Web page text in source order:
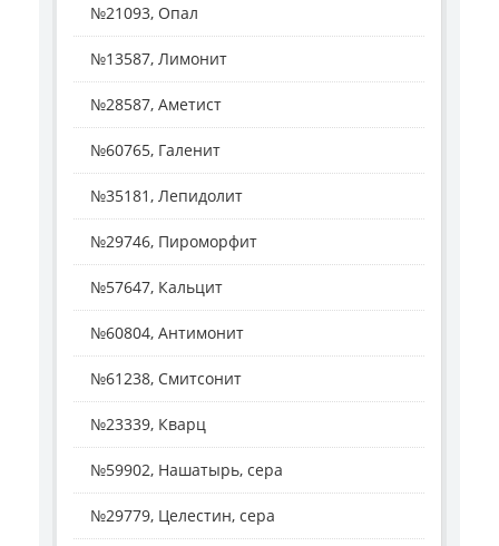
№21093, Опал
№13587, Лимонит
№28587, Аметист
№60765, Галенит
№35181, Лепидолит
№29746, Пироморфит
№57647, Кальцит
№60804, Антимонит
№61238, Смитсонит
№23339, Кварц
№59902, Нашатырь, сера
№29779, Целестин, сера